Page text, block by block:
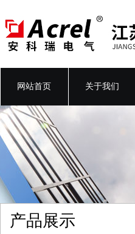
网站首页 关于我们
产品展示